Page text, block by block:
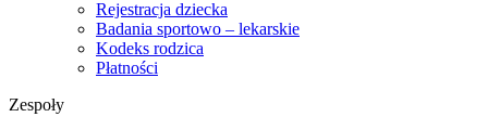
Rejestracja dziecka
Badania sportowo – lekarskie
Kodeks rodzica
Płatności
Zespoły